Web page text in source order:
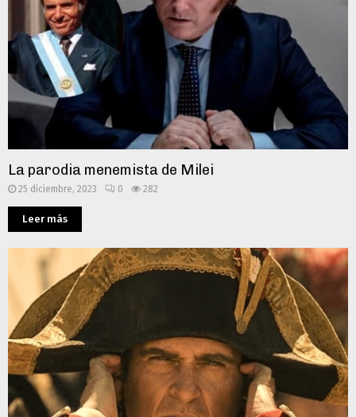
La parodia menemista de Milei
25 diciembre, 2023 0 282
Leer más